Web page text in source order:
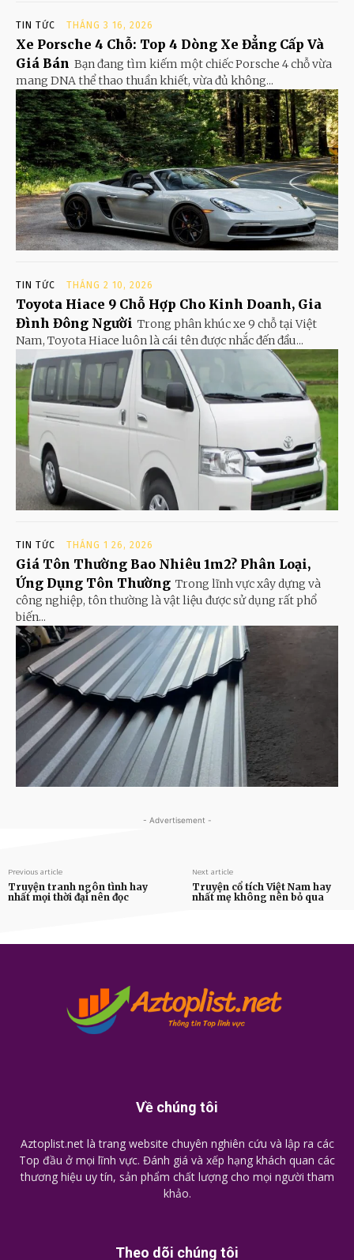
TIN TỨC THÁNG 3 16, 2026
Xe Porsche 4 Chỗ: Top 4 Dòng Xe Đẳng Cấp Và
Giá Bán Bạn đang tìm kiếm một chiếc Porsche 4 chỗ vừa
mang DNA thể thao thuần khiết, vừa đủ không...
TIN TỨC THÁNG 2 10, 2026
Toyota Hiace 9 Chỗ Hợp Cho Kinh Doanh, Gia
Đình Đông Người Trong phân khúc xe 9 chỗ tại Việt
Nam, Toyota Hiace luôn là cái tên được nhắc đến đầu...
TIN TỨC THÁNG 1 26, 2026
Giá Tôn Thường Bao Nhiêu 1m2? Phân Loại,
Ứng Dụng Tôn Thường Trong lĩnh vực xây dựng và
công nghiệp, tôn thường là vật liệu được sử dụng rất phổ
biến...
- Advertisement -
Previous article
Truyện tranh ngôn tình hay
nhất mọi thời đại nên đọc
Next article
Truyện cổ tích Việt Nam hay
nhất mẹ không nên bỏ qua
Về chúng tôi
Aztoplist.net là trang website chuyên nghiên cứu và lập ra các
Top đầu ở mọi lĩnh vực. Đánh giá và xếp hạng khách quan các
thương hiệu uy tín, sản phẩm chất lượng cho mọi người tham
khảo.
Theo dõi chúng tôi